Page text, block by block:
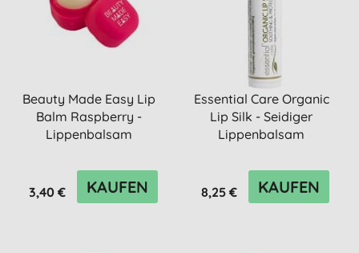
Beauty Made Easy Lip
Balm Raspberry -
Lippenbalsam
3,40 € KAUFEN
Essential Care Organic
Lip Silk - Seidiger
Lippenbalsam
8,25 € KAUFEN